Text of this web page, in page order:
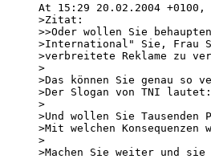
At 15:29 20.02.2004
>Zitat:
>>Oder wollen Sie
>International" Sie, Frau
>verbreitete Reklame zu
>
>Das können Sie genau so
>Der Slogan von TNI
>
>Und wollen Sie
>Mit welchen
>
>Machen Sie weiter und